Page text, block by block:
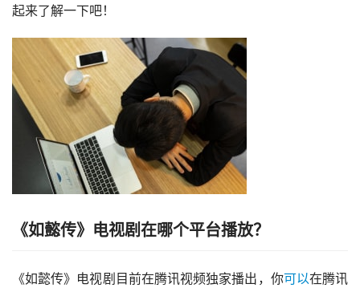
起来了解一下吧！
《如懿传》电视剧在哪个平台播放？
《如懿传》电视剧目前在腾讯视频独家播出，你可以在腾讯